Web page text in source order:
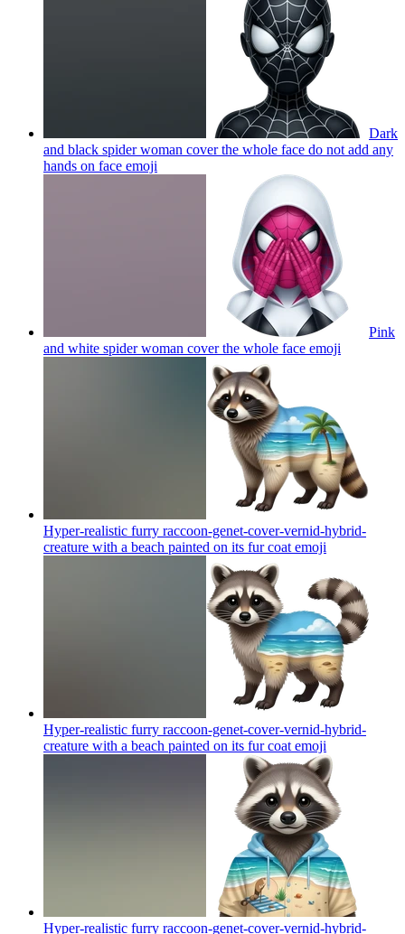
Dark
and black spider woman cover the whole face do not add any
hands on face emoji
Pink
and white spider woman cover the whole face emoji
Hyper-realistic furry raccoon-genet-cover-vernid-hybrid-
creature with a beach painted on its fur coat emoji
Hyper-realistic furry raccoon-genet-cover-vernid-hybrid-
creature with a beach painted on its fur coat emoji
Hyper-realistic furry raccoon-genet-cover-vernid-hybrid-